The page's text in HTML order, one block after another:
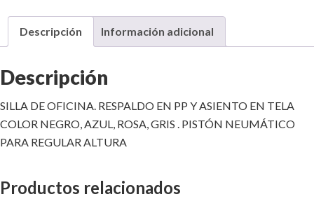
Descripción Información adicional
Descripción
SILLA DE OFICINA. RESPALDO EN PP Y ASIENTO EN TELA
COLOR NEGRO, AZUL, ROSA, GRIS . PISTÓN NEUMÁTICO
PARA REGULAR ALTURA
Productos relacionados